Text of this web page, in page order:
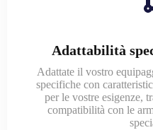
Adattabilità
Adattate il vostro
specifiche con
per le vostre esigenze,
compatibilità con le